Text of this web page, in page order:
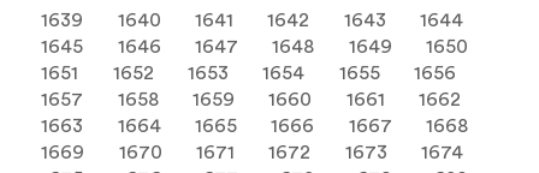
1639
1640 1641 1642 1643
1644
1645
1646 1647 1648 1649
1650
1651
1652 1653 1654 1655
1656
1657
1658 1659 1660 1661
1662
1663
1664 1665 1666 1667
1668
1669
1670 1671 1672 1673
1674